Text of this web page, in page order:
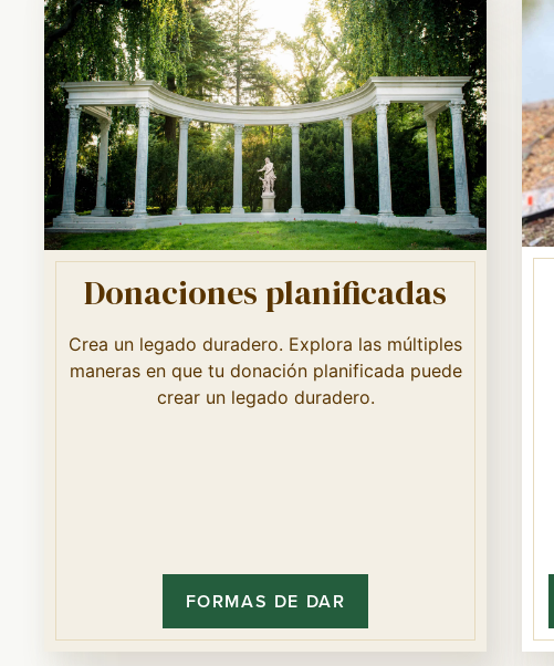
Donaciones planificadas
Crea un legado duradero. Explora las múltiples
maneras en que tu donación planificada puede
crear un legado duradero.
FORMAS DE DAR